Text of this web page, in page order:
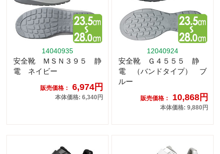
14040935
安全靴 ＭＳＮ３９５ 静
電 ネイビー
販売価格： 6,974円
本体価格: 6,340円
12040924
安全靴 Ｇ４５５５ 静
電 （バンドタイプ） ブ
ルー
販売価格： 10,868円
本体価格: 9,880円